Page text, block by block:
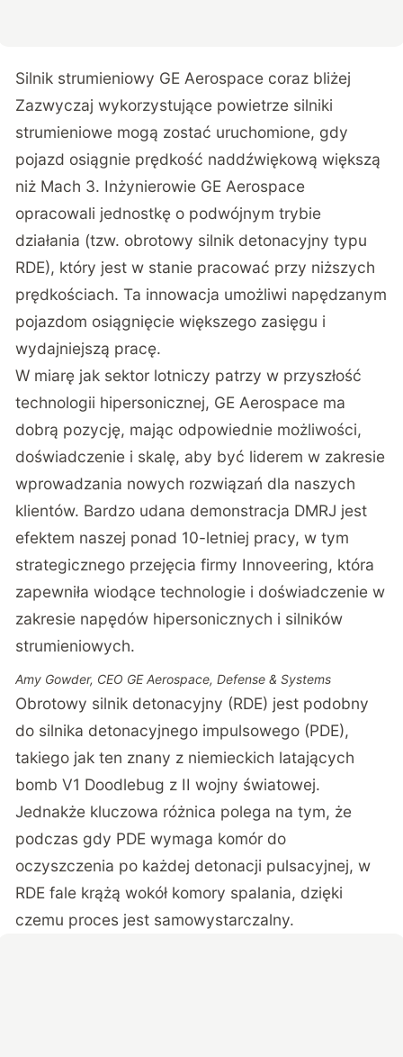
Silnik strumieniowy GE Aerospace coraz bliżej
Zazwyczaj wykorzystujące powietrze silniki
strumieniowe mogą zostać uruchomione, gdy
pojazd osiągnie prędkość naddźwiękową większą
niż Mach 3. Inżynierowie GE Aerospace
opracowali jednostkę o podwójnym trybie
działania (tzw. obrotowy silnik detonacyjny typu
RDE), który jest w stanie pracować przy niższych
prędkościach. Ta innowacja umożliwi napędzanym
pojazdom osiągnięcie większego zasięgu i
wydajniejszą pracę.
W miarę jak sektor lotniczy patrzy w przyszłość
technologii hipersonicznej, GE Aerospace ma
dobrą pozycję, mając odpowiednie możliwości,
doświadczenie i skalę, aby być liderem w zakresie
wprowadzania nowych rozwiązań dla naszych
klientów. Bardzo udana demonstracja DMRJ jest
efektem naszej ponad 10-letniej pracy, w tym
strategicznego przejęcia firmy Innoveering, która
zapewniła wiodące technologie i doświadczenie w
zakresie napędów hipersonicznych i silników
strumieniowych.
Amy Gowder, CEO GE Aerospace, Defense & Systems
Obrotowy silnik detonacyjny (RDE) jest podobny
do silnika detonacyjnego impulsowego (PDE),
takiego jak ten znany z niemieckich latających
bomb V1 Doodlebug z II wojny światowej.
Jednakże kluczowa różnica polega na tym, że
podczas gdy PDE wymaga komór do
oczyszczenia po każdej detonacji pulsacyjnej, w
RDE fale krążą wokół komory spalania, dzięki
czemu proces jest samowystarczalny.